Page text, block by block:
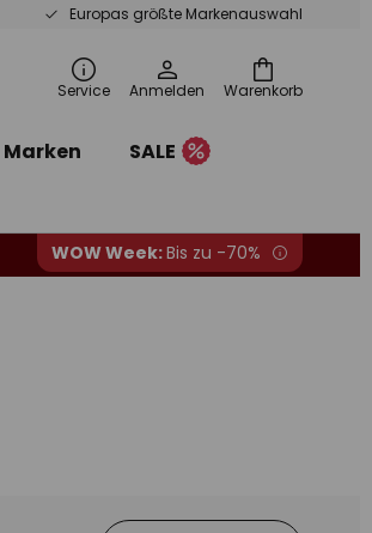
Europas größte Markenauswahl
Warenkorb
Service Anmelden
Marken
SALE
WOW Week:Bis zu -70%